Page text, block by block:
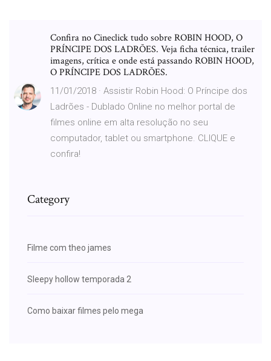
Confira no Cineclick tudo sobre ROBIN HOOD, O
PRÍNCIPE DOS LADRÕES. Veja ficha técnica, trailer
imagens, crítica e onde está passando ROBIN HOOD,
O PRÍNCIPE DOS LADRÕES.
11/01/2018 · Assistir Robin Hood: O Príncipe dos
Ladrões - Dublado Online no melhor portal de
filmes online em alta resolução no seu
computador, tablet ou smartphone. CLIQUE e
confira!
Category
Filme com theo james
Sleepy hollow temporada 2
Como baixar filmes pelo mega